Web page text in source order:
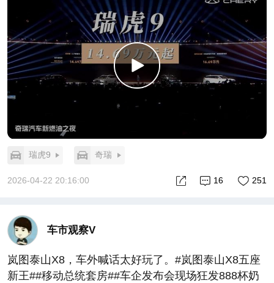
瑞虎9 奇瑞
2026-04-22 20:16:00 251
16
车市观察V
岚图泰山X8，车外喊话太好玩了。#岚图泰山X8五座
新王##移动总统套房##车企发布会现场狂发888杯奶